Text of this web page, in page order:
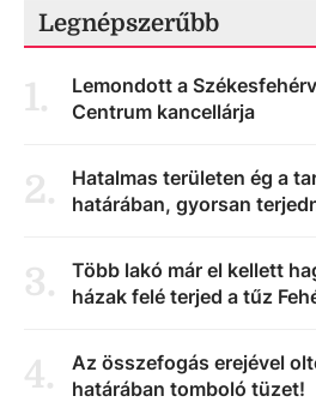
Legnépszerűbb
1.
Lemondott a
Centrum kancellárja
2.
Hatalmas területen ég a
határában, gyorsan
3.
Több lakó már el kellett
házak felé terjed a tűz
4.
Az összefogás erejével
határában tomboló tüzet!